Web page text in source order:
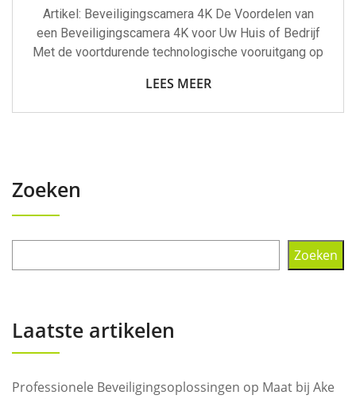
Artikel: Beveiligingscamera 4K De Voordelen van
een Beveiligingscamera 4K voor Uw Huis of Bedrijf
Met de voortdurende technologische vooruitgang op
LEES MEER
Zoeken
Zoeken
Laatste artikelen
Professionele Beveiligingsoplossingen op Maat bij Ake